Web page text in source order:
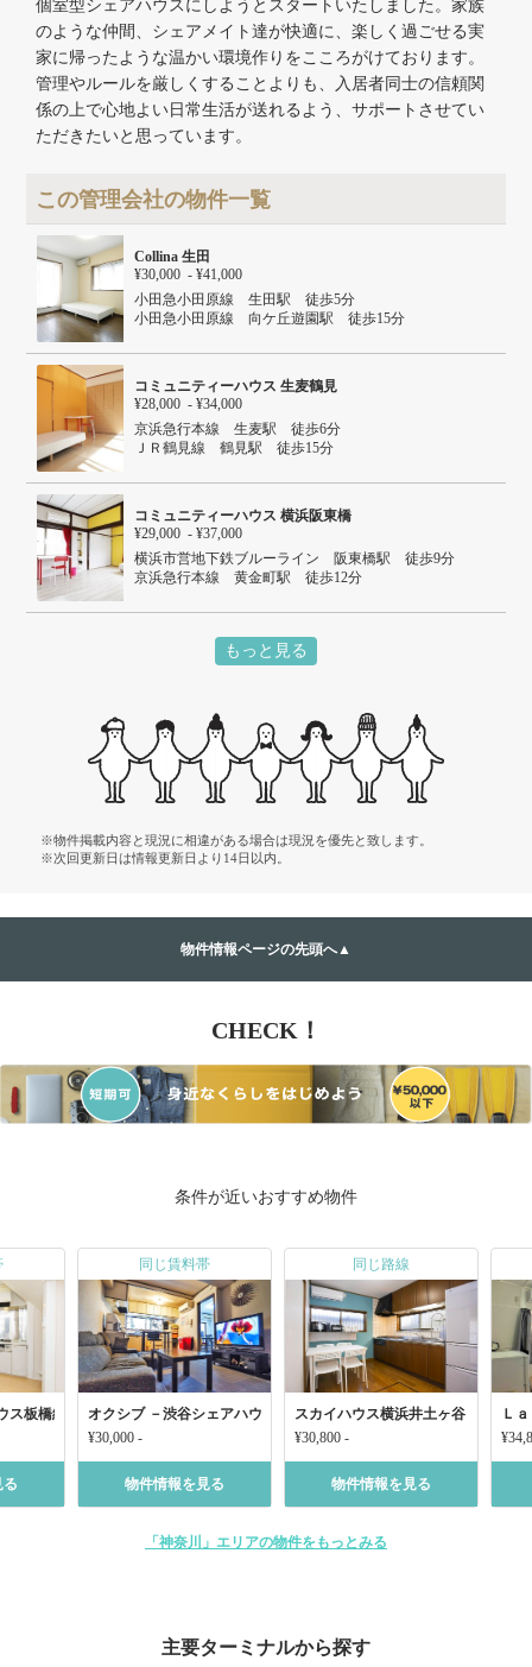
個室型シェアハウスにしようとスタートいたしました。家族
のような仲間、シェアメイト達が快適に、楽しく過ごせる実
家に帰ったような温かい環境作りをこころがけております。
管理やルールを厳しくすることよりも、入居者同士の信頼関
係の上で心地よい日常生活が送れるよう、サポートさせてい
ただきたいと思っています。
この管理会社の物件一覧
Collina 生田
¥30,000 - ¥41,000
小田急小田原線 生田駅 徒歩5分
小田急小田原線 向ケ丘遊園駅 徒歩15分
コミュニティーハウス 生麦鶴見
¥28,000 - ¥34,000
京浜急行本線 生麦駅 徒歩6分
ＪＲ鶴見線 鶴見駅 徒歩15分
コミュニティーハウス 横浜阪東橋
¥29,000 - ¥37,000
横浜市営地下鉄ブルーライン 阪東橋駅 徒歩9分
京浜急行本線 黄金町駅 徒歩12分
もっと見る
※物件掲載内容と現況に相違がある場合は現況を優先と致します。
※次回更新日は情報更新日より14日以内。
物件情報ページの先頭へ▲
CHECK！
条件が近いおすすめ物件
ス板橋練馬徳丸
る
同じ賃料帯
オクシブ －渋谷シェアハウス－
¥30,000 -
物件情報を見る
同じ路線
スカイハウス横浜井土ヶ谷
¥30,800 -
物件情報を見る
Ｌ
「神奈川」エリアの物件をもっとみる
主要ターミナルから探す